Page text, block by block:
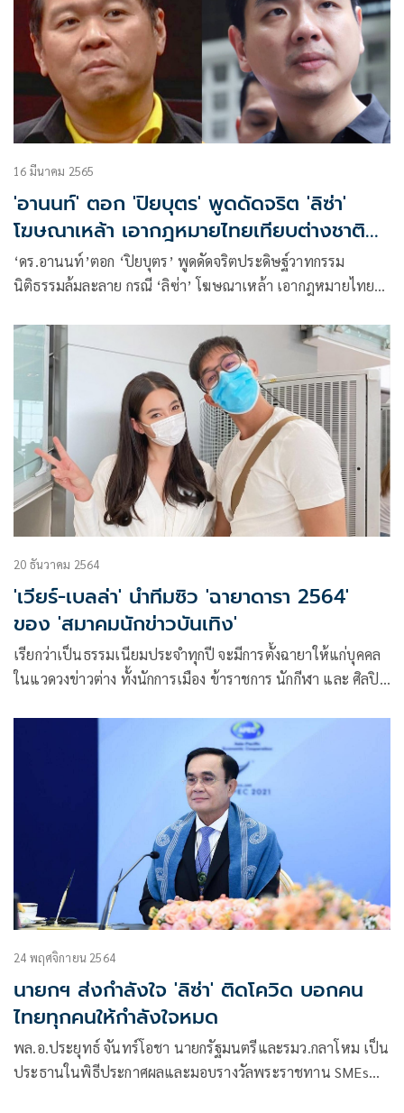
16 มีนาคม 2565
'อานนท์' ตอก 'ปิยบุตร' พูดดัดจริต 'ลิซ่า'
โฆษณาเหล้า เอากฎหมายไทยเทียบต่างชาติ
แล้วเอามาชังชาติไทย
‘ดร.อานนท์’ตอก ‘ปิยบุตร’ พูดดัดจริตประดิษฐ์วาทกรรม
นิติธรรมล้มละลาย กรณี ‘ลิซ่า’ โฆษณาเหล้า เอากฎหมายไทย
20 ธันวาคม 2564
'เวียร์-เบลล่า' นำทีมซิว 'ฉายาดารา 2564'
ของ 'สมาคมนักข่าวบันเทิง'
เรียกว่าเป็นธรรมเนียมประจำทุกปี จะมีการตั้งฉายาให้แก่บุคคล
ในแวดวงข่าวต่าง ทั้งนักการเมือง ข้าราชการ นักกีฬา และ ศิลปิน
ข่าวจากหลากหลายสำนักข่าว ส่งฉายาเข้าทั้ง หนังสือพิมพ์
โทรทัศน์ วิทยุ เว็บไซต์ และ สื่อออนไลน์
24 พฤศจิกายน 2564
นายกฯ ส่งกำลังใจ 'ลิซ่า' ติดโควิด บอกคน
ไทยทุกคนให้กำลังใจหมด
พล.อ.ประยุทธ์ จันทร์โอชา นายกรัฐมนตรีและรมว.กลาโหม เป็น
ประธานในพิธีประกาศผลและมอบรางวัลพระราชทาน SMEs